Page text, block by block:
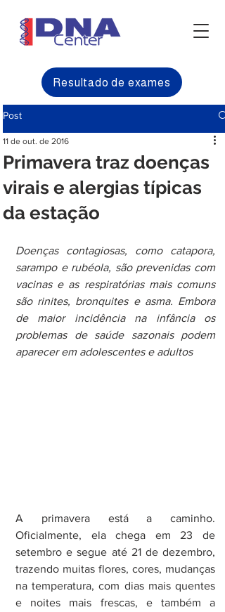
Resultado de exames
Post
Primavera traz doenças
virais e alergias típicas
da estação
11 de out. de 2016
Doenças contagiosas, como catapora,
sarampo e rubéola, são prevenidas com
vacinas e as respiratórias mais comuns
são rinites, bronquites e asma. Embora
de maior incidência na infância os
problemas de saúde sazonais podem
aparecer em adolescentes e adultos
A primavera está a caminho.
Oficialmente, ela chega em 23 de
setembro e segue até 21 de dezembro,
trazendo muitas flores, cores, mudanças
na temperatura, com dias mais quentes
e noites mais frescas, e também a